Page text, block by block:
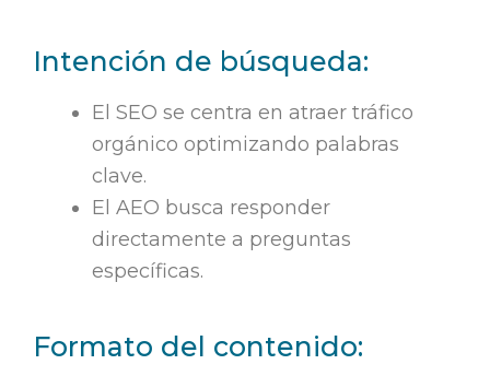
Intención de búsqueda:
El SEO se centra en atraer tráfico
orgánico optimizando palabras
clave.
El AEO busca responder
directamente a preguntas
específicas.
Formato del contenido: